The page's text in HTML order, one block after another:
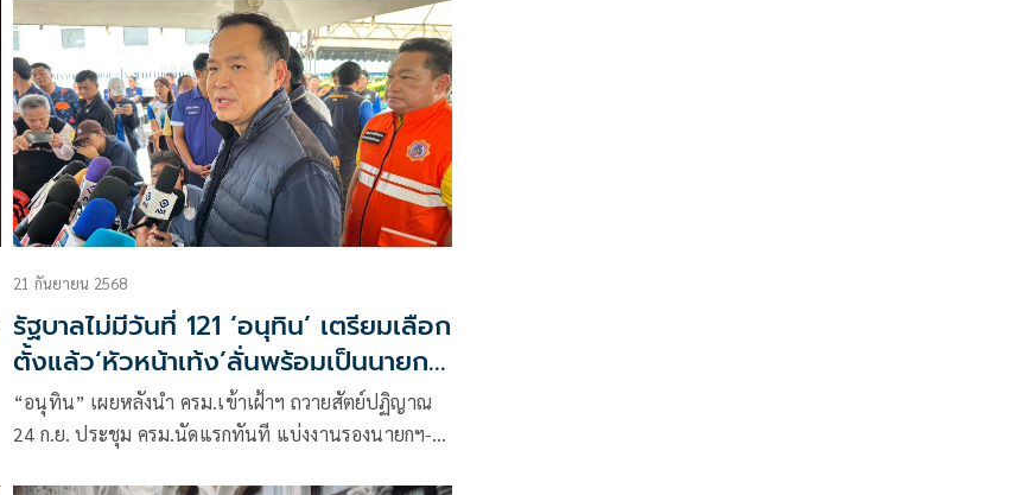
21 กันยายน 2568
รัฐบาลไม่มีวันที่ 121 ‘อนุทิน’ เตรียมเลือก
ตั้งแล้ว‘หัวหน้าเท้ง’ลั่นพร้อมเป็นนายก
รัฐมนตรี
“อนุทิน” เผยหลังนำ ครม.เข้าเฝ้าฯ ถวายสัตย์ปฏิญาณ
24 ก.ย. ประชุม ครม.นัดแรกทันที แบ่งงานรองนายกฯ-ตั้ง